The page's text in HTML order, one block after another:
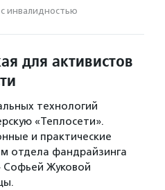
инвалидностью
для активистов
технологий
«Теплосети».
и практические
отдела фандрайзинга
Жуковой